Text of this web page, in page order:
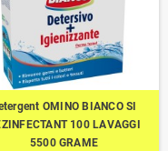
OMINO BIANCO SI
100 LAVAGGI
5500 GRAME